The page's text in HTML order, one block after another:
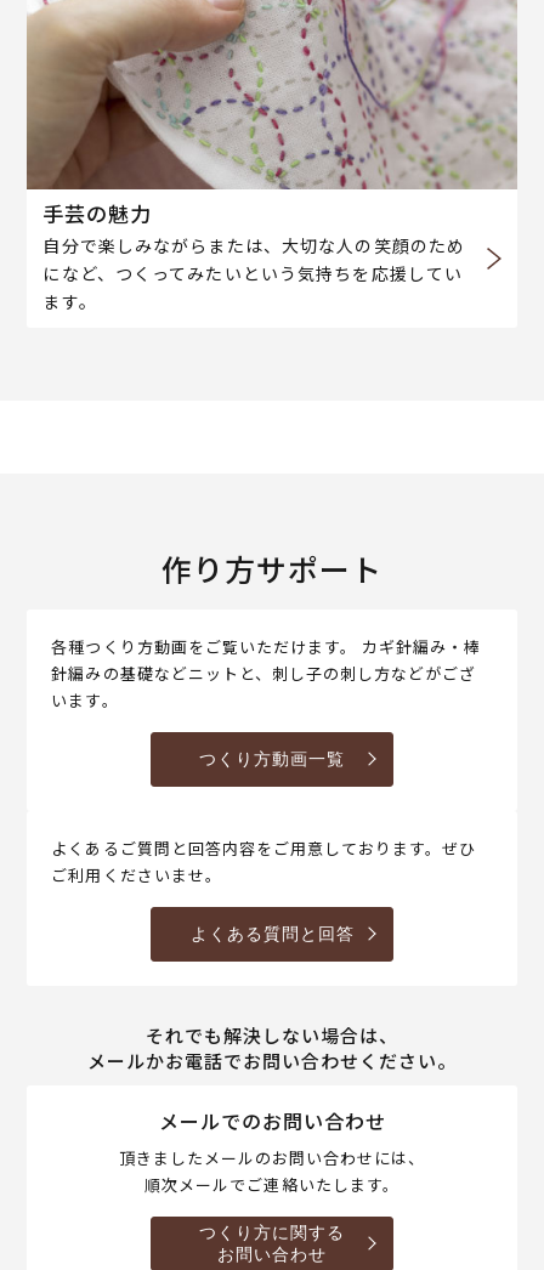
手芸の魅力
自分で楽しみながらまたは、大切な人の笑顔のため
になど、つくってみたいという気持ちを応援してい
ます。
作り方サポート
各種つくり方動画をご覧いただけます。 カギ針編み・棒
針編みの基礎などニットと、刺し子の刺し方などがござ
います。
つくり方動画一覧
よくあるご質問と回答内容をご用意しております。ぜひ
ご利用くださいませ。
よくある質問と回答
それでも解決しない場合は、
メールかお電話でお問い合わせください。
メールでのお問い合わせ
頂きましたメールのお問い合わせには、
順次メールでご連絡いたします。
つくり方に関する
お問い合わせ